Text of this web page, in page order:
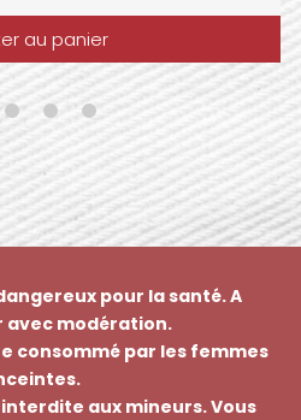
au panier
pour la santé. A
avec modération.
consommé par les femmes
aux mineurs. Vous